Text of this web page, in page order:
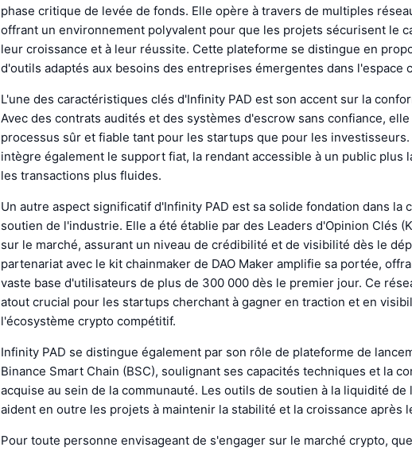
phase critique de levée de fonds. Elle opère à travers de multiples
offrant un environnement polyvalent pour que les projets sécurisent le
leur croissance et à leur réussite. Cette plateforme se distingue en
d'outils adaptés aux besoins des entreprises émergentes dans l'espace
L'une des caractéristiques clés d'Infinity PAD est son accent sur la
Avec des contrats audités et des systèmes d'escrow sans confiance,
processus sûr et fiable tant pour les startups que pour les investisseurs.
intègre également le support fiat, la rendant accessible à un public plus
les transactions plus fluides.
Un autre aspect significatif d'Infinity PAD est sa solide fondation dans la
soutien de l'industrie. Elle a été établie par des Leaders d'Opinion Clés
sur le marché, assurant un niveau de crédibilité et de visibilité dès le
partenariat avec le kit chainmaker de DAO Maker amplifie sa portée,
vaste base d'utilisateurs de plus de 300 000 dès le premier jour. Ce
atout crucial pour les startups cherchant à gagner en traction et en
l'écosystème crypto compétitif.
Infinity PAD se distingue également par son rôle de plateforme de
Binance Smart Chain (BSC), soulignant ses capacités techniques et la
acquise au sein de la communauté. Les outils de soutien à la liquidité de
aident en outre les projets à maintenir la stabilité et la croissance après
Pour toute personne envisageant de s'engager sur le marché crypto,